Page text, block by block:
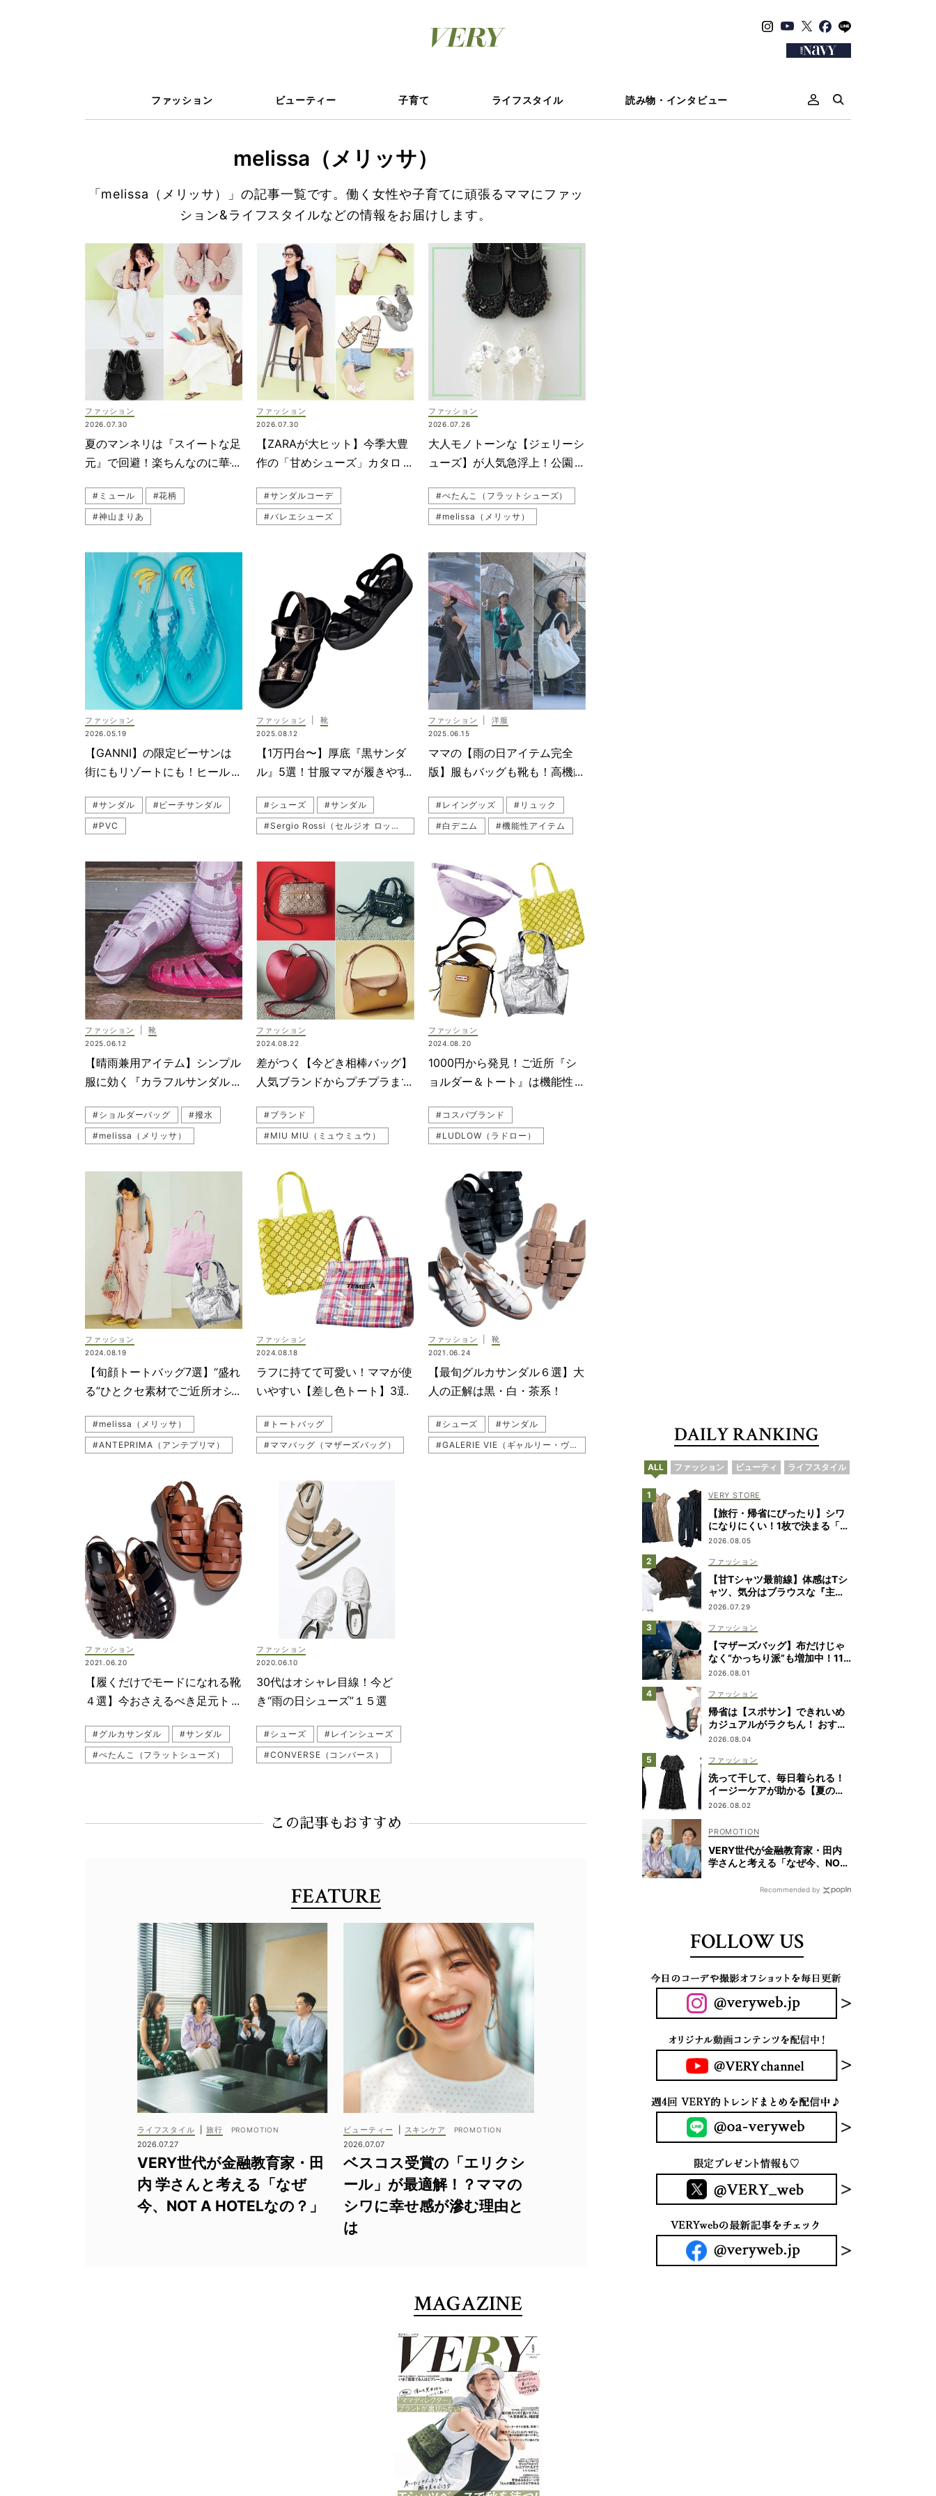
ファッション ビューティー 子育て ライフスタイル 読み物・インタビュー
melissa（メリッサ）
「melissa（メリッサ）」の記事一覧です。働く女性や子育てに頑張るママにファッ
ション&ライフスタイルなどの情報をお届けします。
ファッション
2026.07.30
夏のマンネリは『スイートな足
元』で回避！楽ちんなのに華や
#ミュール
#花柄
#神山まりあ
#サンダル
#ぺたんこ（フラットシューズ）
#ZARA（ザラ）
#melissa（メリッサ）
#UNITED ARROWS（ユナイテッドアローズ）
#モノトーンコーデ
#ママコーデ
#PIPPICHIC（ピッピシック）
#ZARAシューズ
#パール
#サンダルコーデ
#パンツコーデ
#DIANA（ダイアナ）
#ストラップシューズ
ファッション
2026.07.30
【ZARAが大ヒット】今季大豊
作の「甘めシューズ」カタロ
プに◎
#サンダルコーデ
#バレエシューズ
#ストラップシューズ
#ミュール
#花柄
#公園コーデ（公園ファッション）
#神山まりあ
#ぺたんこ（フラットシューズ）
#サンダル
#melissa（メリッサ）
#ZARA（ザラ）
#モノトーンコーデ
#PIPPICHIC（ピッピシック）
#ママコーデ
#ZARAシューズ
ファッション
2026.07.26
大人モノトーンな【ジェリーシ
ューズ】が人気急浮上！公園カ
#ぺたんこ（フラットシューズ）
#melissa（メリッサ）
#公園コーデ（公園ファッション）
#神山まりあ
#シューズ
#デニムコーデ
ファッション
2026.05.19
【GANNI】の限定ビーサンは
街にもリゾートにも！ヒールタ
#サンダル
#ビーチサンダル
#PVC
#melissa（メリッサ）
#GANNI（ガニー）
ファッション 靴
2025.08.12
【1万円台〜】厚底『黒サンダ
ル』5選！甘服ママが履きやす
#シューズ
#サンダル
#Sergio Rossi（セルジオ ロッシ）
#ボリュームサンダル
#melissa（メリッサ）
#PIPPICHIC（ピッピシック）
#グルカサンダル
#お出かけ
ファッション 洋服
2025.06.15
ママの【雨の日アイテム完全
版】服もバッグも靴も！高機能
#レイングッズ
#リュック
#白デニム
#機能性アイテム
#ショートパンツコーデ
#セットアップ
#ブーツコーデ
#ハンドバッグ
#FOXEY（フォクシー）
#スポーティ
#撥水
#雨の日コーデ
#LE PHIL（ル フィル）
#カラーコーデ
#YANUK（ヤヌーク）
#デニム
#送迎
#Valextra（ヴァレクストラ）
#神山まりあ
#HUNTER（ハンター）
#セットアップコーデ
#MARLMARL（マールマール）
#TATRAS（タトラス）
#バッグ
#THIRD MAGAZINE（サードマガジン）
ファッション 靴
2025.06.12
【晴雨兼用アイテム】シンプル
服に効く『カラフルサンダル＆
#ショルダーバッグ
#撥水
#melissa（メリッサ）
#ナイロンバッグ
#バッグ
#サンダル
#トートバッグ
#カラーバッグ
ファッション
2024.08.22
差がつく【今どき相棒バッグ】
人気ブランドからプチプラまで
#ブランド
#MIU MIU（ミュウミュウ）
#ポシェット
#DIOR（ディオール）
#PRADA（プラダ）
#ハイブランド
#BONAVENTURA（ボナベンチュラ）
#バッグ
#FURLA（フルラ）
#SAINT LAURENT(サンローラン）
#Longchamp（ロンシャン）
#GUCCI（グッチ）
#ショルダーバッグ
#トートバッグ
#コスパブランド
#LUDLOW（ラドロー）
#ミニバッグ
#CITEN（シテン）
#BALENCIAGA（バレンシアガ）
#CELINE（セリーヌ）
#melissa（メリッサ）
ファッション
2024.08.20
1000円から発見！ご近所『シ
ョルダー＆トート』は機能性も
#コスパブランド
#LUDLOW（ラドロー）
#ANTEPRIMA（アンテプリマ）
#CITEN（シテン）
#トートバッグ
#GU（ジーユー）
#ショルダーバッグ
ファッション
2024.08.19
【旬顔トートバッグ7選】“盛れ
る”ひとクセ素材でご近所オシ
#melissa（メリッサ）
#ANTEPRIMA（アンテプリマ）
#CITEN（シテン）
#バッグ
#トートバッグ
#LUDLOW（ラドロー）
ファッション
2024.08.18
ラフに持てて可愛い！ママが使
いやすい【差し色トート】3選
#トートバッグ
#ママバッグ（マザーズバッグ）
#バッグ
ファッション 靴
2021.06.24
【最旬グルカサンダル６選】大
人の正解は黒・白・茶系！
#シューズ
#サンダル
#GALERIE VIE（ギャルリー・ヴィー）
ファッション
2021.06.20
【履くだけでモードになれる靴
４選】今おさえるべき足元トレ
#グルカサンダル
#サンダル
#ぺたんこ（フラットシューズ）
ファッション
2020.06.10
30代はオシャレ目線！今ど
き“雨の日シューズ”１５選
#シューズ
#レインシューズ
#CONVERSE（コンバース）
#Dr.Martens（ドクターマーチン）
#melissa（メリッサ）
この記事もおすすめ
FEATURE
ライフスタイル |旅行
2026.07.27
VERY世代が金融教育家・田
内 学さんと考える「なぜ
今、NOT A HOTELなの？」
ビューティー
スキンケア
2026.07.07
ベスコス受賞の「エリクシ
ール」が最適解！？ママの
シワに幸せ感が滲む理由と
は
DAILY RANKING
ALL ファッション ビューティ ライフスタイル
VERY STORE
【旅行・帰省にぴったり】シワ
になりにくい！1枚で決まる「ワ
ンピ&オールインワン」2選
2026.08.05
ファッション
【甘Tシャツ最前線】体感はTシ
ャツ、気分はブラウスな『主役
級デザイン』7選
2026.07.29
ファッション
【マザーズバッグ】布だけじゃ
なく“かっちり派”も増加中！11
名の愛用ブランドは？
2026.08.01
ファッション
帰省は【スポサン】できれいめ
カジュアルがラクちん！ おすす
めコーデ5選
2026.08.04
ファッション
洗って干して、毎日着られる！
イージーケアが助かる【夏の相
棒ワンピ】8選
2026.08.02
VERY世代が金融教育家・田内
学さんと考える「なぜ今、NOT
Recommended by
FOLLOW US
MAGAZINE